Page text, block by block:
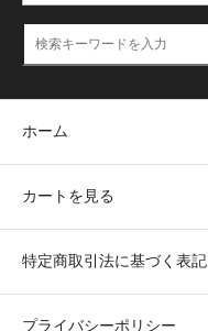
ホーム
カートを見る
特定商取引法に基づく表記
プライバシーポリシー